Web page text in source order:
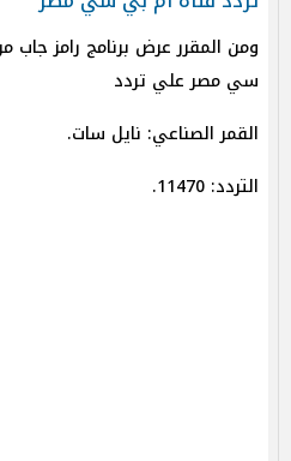
ومن المقرر عرض برنامج رامز جاب
سي مصر علي تردد
القمر الصناعي: نايل سات.
التردد: 11470.